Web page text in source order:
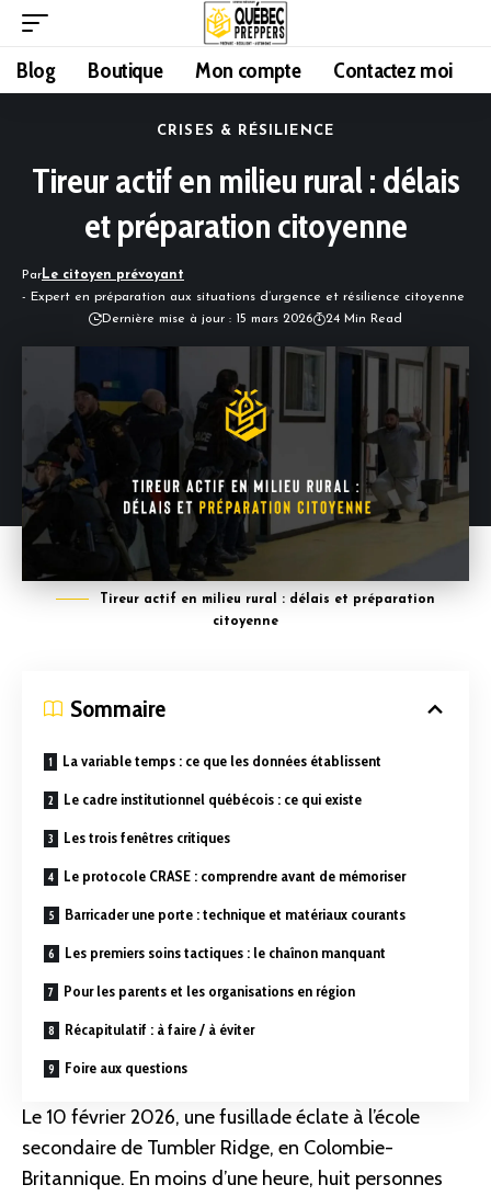
Blog Boutique Mon compte Contactez moi
CRISES & RÉSILIENCE
Tireur actif en milieu rural : délais
et préparation citoyenne
ParLe citoyen prévoyant
- Expert en préparation aux situations d’urgence et résilience citoyenne
Dernière mise à jour : 15 mars 2026
24 Min Read
Tireur actif en milieu rural : délais et préparation
citoyenne
Sommaire
La variable temps : ce que les données établissent
Le cadre institutionnel québécois : ce qui existe
Les trois fenêtres critiques
Le protocole CRASE : comprendre avant de mémoriser
Barricader une porte : technique et matériaux courants
Les premiers soins tactiques : le chaînon manquant
Pour les parents et les organisations en région
Récapitulatif : à faire / à éviter
Foire aux questions
Le 10 février 2026, une fusillade éclate à l’école
secondaire de Tumbler Ridge, en Colombie-
Britannique. En moins d’une heure, huit personnes